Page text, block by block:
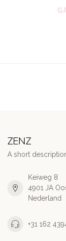
ZENZ
A short
Keiweg 8
4901 JA
Nederland
+31 162